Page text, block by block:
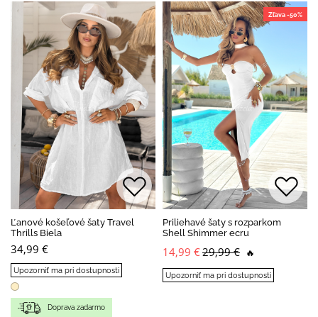
Ľanové košeľové šaty Travel
Thrills Biela
34,99 €
Upozorniť ma pri dostupnosti
Doprava zadarmo
Zľava -50%
Priliehavé šaty s rozparkom
Shell Shimmer ecru
14,99 €29,99 € 🔥
Upozorniť ma pri dostupnosti